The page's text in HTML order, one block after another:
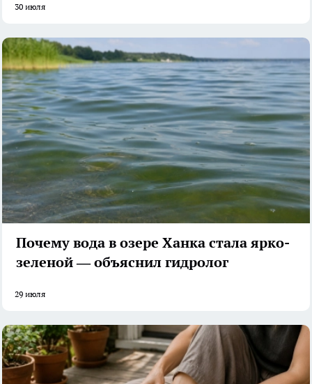
30 июля
Почему вода в озере Ханка стала ярко-
зеленой — объяснил гидролог
29 июля